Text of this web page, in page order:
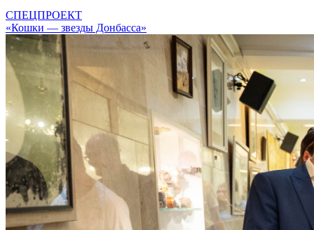
СПЕЦПРОЕКТ
«Кошки — звезды Донбасса»